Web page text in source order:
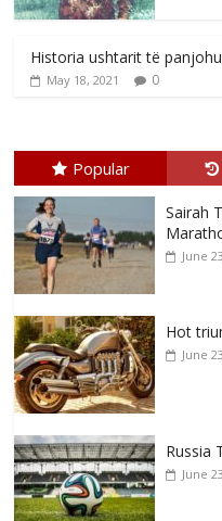
Historia ushtarit të
May 18, 2021 0
Popular
Sairah
June
Hot
June
Russia
June